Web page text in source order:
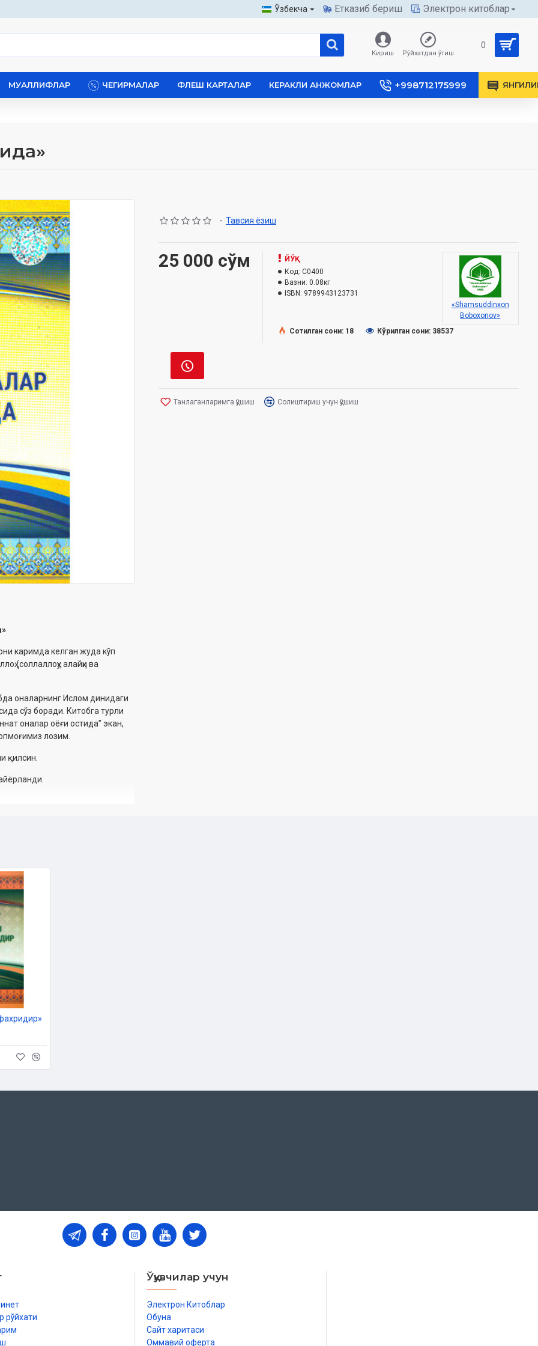
Ўзбекча Етказиб бериш Электрон китоблар
Кириш Рўйхатдан ўтиш
0
МУАЛЛИФЛАР ЧЕГИРМАЛАР ФЛЕШ КАРТАЛАР КЕРАКЛИ АНЖОМЛАР +998712175999
»
каримда келган жуда кўп
(соллаллоҳу алайҳи ва
оналарнинг Ислом динидаги
сўз боради. Китобга турли
оналар оёғи остида” экан,
лозим.
қилсин.
- Тавсия ёзиш
25 000 сўм
ЙЎҚ
Код: C0400
Вазни: 0.08кг
ISBN: 9789943123731
«Shamsuddinxon
Boboxonov»
Сотилган сони: 18
Кўрилган сони: 38537
Танлаганларимга қўшиш Солиштириш учун қўшиш
рўйхати
Ўқувчилар учун
Электрон Китоблар
Обуна
Сайт харитаси
Оммавий оферта